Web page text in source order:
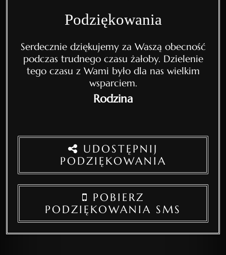
Podziękowania
Serdecznie dziękujemy za Waszą obecność
podczas trudnego czasu żałoby. Dzielenie
tego czasu z Wami było dla nas wielkim
wsparciem.
Rodzina
UDOSTĘPNIJ
PODZIĘKOWANIA
POBIERZ
PODZIĘKOWANIA SMS